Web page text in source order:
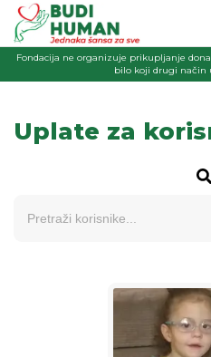
Fondacija ne organizuje prikupljanje
bilo koji drugi način
Uplate za